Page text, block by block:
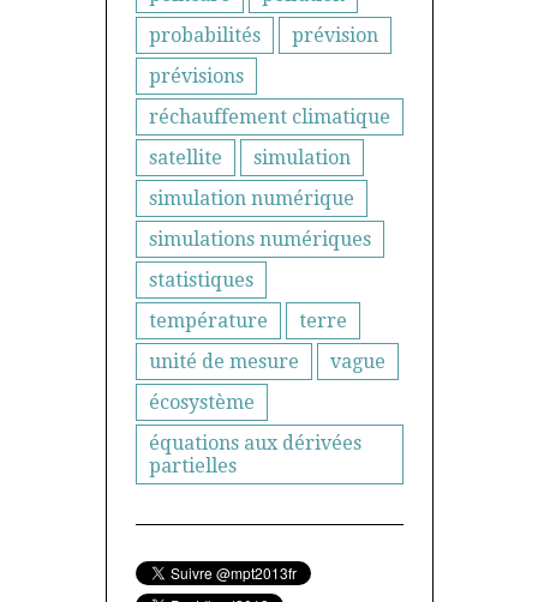
probabilités
prévision
prévisions
réchauffement climatique
satellite
simulation
simulation numérique
simulations numériques
statistiques
température
terre
unité de mesure
vague
écosystème
équations aux dérivées
partielles